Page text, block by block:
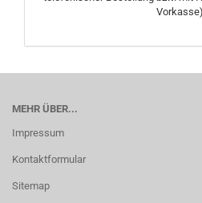
Vorkasse)
MEHR ÜBER...
Impressum
Kontaktformular
Sitemap